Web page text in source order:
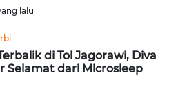
lalu
di Tol Jagorawi, Diva
Selamat dari Microsleep